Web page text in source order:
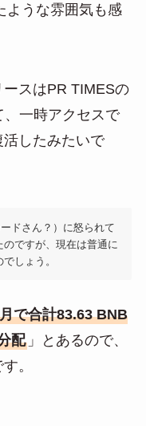
ような雰囲気も感
スはPR TIMESの
一時アクセスで
したみたいで
ドさん？）に怒られて
ですが、現在は普通に
しょう。
で合計83.63 BNB
配」とあるので、
。